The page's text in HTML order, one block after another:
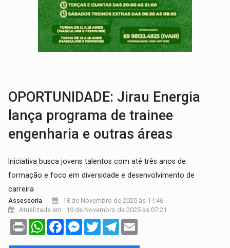
PREVISÃO:Porto Velho tem chances de chuvas isoladas nesta
SINDICATOS UNIDOS:Assembleia Geral delibera greve da educação
PROCESSO SELETIVO:Rondoniaovivo abre oficina de Comunicação com
OPORTUNIDADE: Jirau Energia
lança programa de trainee
engenharia e outras áreas
Iniciativa busca jovens talentos com até três anos de
formação e foco em diversidade e desenvolvimento de
carreira
Assessoria
18 de Novembro de 2025 às 11:46
Atualizada em : 19 de Novembro de 2025 às 07:21
Print WhatsAppFacebookMessenger
TwitterTelegram